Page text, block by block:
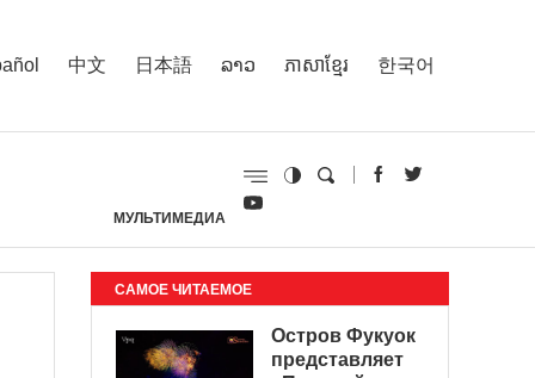
中文 日本語 ລາວ ភាសាខ្មែរ 한국어
МУЛЬТИМЕДИА
САМОЕ ЧИТАЕМОЕ
Остров Фукуок
представляет